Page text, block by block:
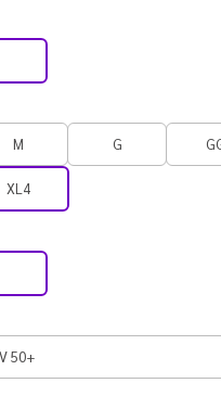
M G
XL4